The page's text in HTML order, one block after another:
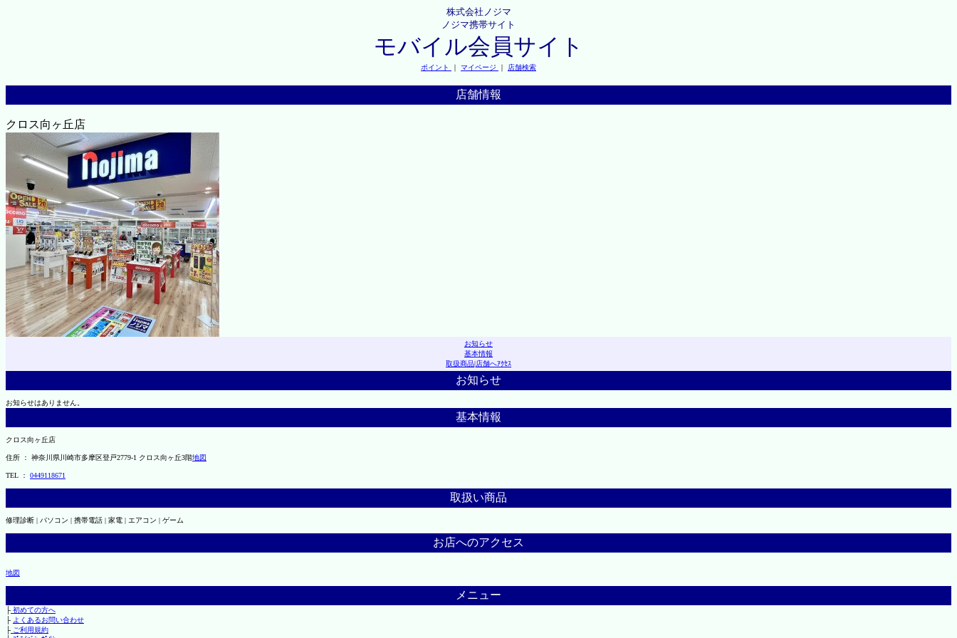
株式会社ノジマ
ノジマ携帯サイト
モバイル会員サイト
ポイント ｜ マイページ ｜ 店舗検索
店舗情報
クロス向ヶ丘店
お知らせ
基本情報
取扱商品|店舗へｱｸｾｽ
お知らせ
お知らせはありません。
基本情報
クロス向ヶ丘店
住所 ： 神奈川県川崎市多摩区登戸2779-1 クロス向ヶ丘3階地図
TEL ： 0449118671
取扱い商品
修理診断 | パソコン | 携帯電話 | 家電 | エアコン | ゲーム
お店へのアクセス
地図
メニュー
├初めての方へ
├ よくあるお問い合わせ
├ご利用規約